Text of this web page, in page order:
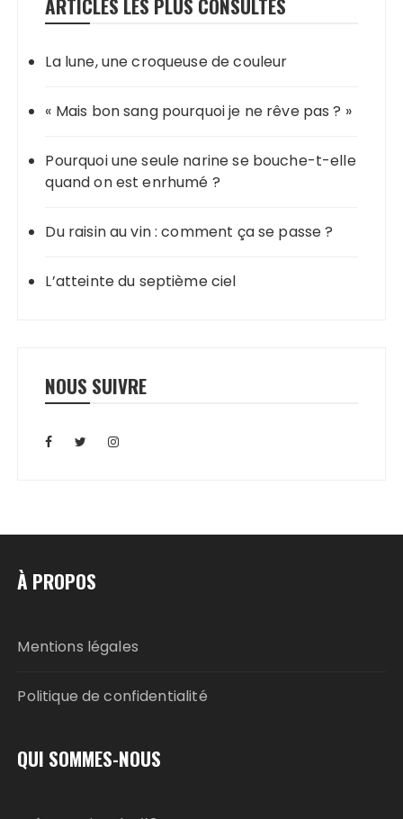
ARTICLES LES PLUS CONSULTÉS
La lune, une croqueuse de couleur
« Mais bon sang pourquoi je ne rêve pas ? »
Pourquoi une seule narine se bouche-t-elle
quand on est enrhumé ?
Du raisin au vin : comment ça se passe ?
L’atteinte du septième ciel
NOUS SUIVRE
À PROPOS
Mentions légales
Politique de confidentialité
QUI SOMMES-NOUS